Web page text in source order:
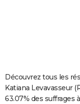
Carte de Noël
Carte Bonne année
Carte Saint-Valentin
Carte Pâques
Carte d'anniversaire
DICTIONNAIRE
Découvrez tous les
Katiana Levavasseur
63.07% des suffrages